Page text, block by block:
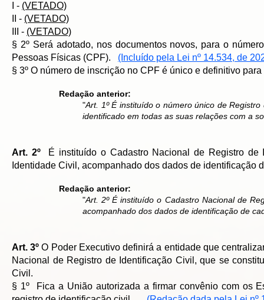
I - (VETADO)
II - (VETADO)
III - (VETADO)
§ 2º Será adotado, nos documentos novos, para o
Pessoas Físicas (CPF). (Incluído pela Lei nº 14.534, de
§ 3º O número de inscrição no CPF é único e definitivo
Redação anterior:
"Art. 1º É instituído o número único de
identificado em todas as suas relações com a
​Art. 2º
É instituído o Cadastro Nacional de Registro
Identidade Civil, acompanhado dos dados de
Redação anterior:
"Art. 2º É instituído o Cadastro Nacional de
acompanhado dos dados de identificação de
Art. 3º O Poder Executivo definirá a entidade que
Nacional de Registro de Identificação Civil, que se
Civil.
§ 1º Fica a União autorizada a firmar convênio com os